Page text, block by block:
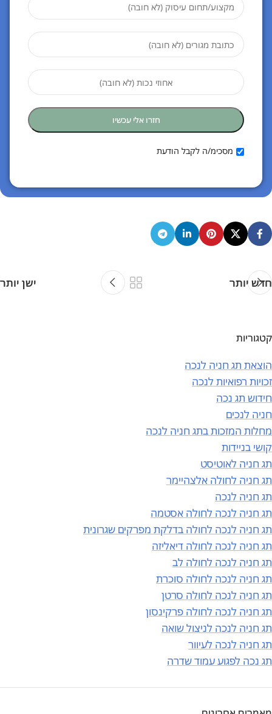
מסכימ/ה לקבל הודעת
חדש יותר ישן יותר
קטגוריות
הוצאת תג חניה לנכה
זכויות רפואיות לנכה
חידוש תג נכה
חניה לנכים
מחלות המזכות בתג חניה לנכה
קושי בניידות
תג חניה לאוטיסט
תג חניה לחולה אלצהיימר
תג חניה לנכה
תג חניה לנכה לחולה אסטמה
תג חניה לנכה לחולה בדלקת מפרקים שגרונית
תג חניה לנכה לחולה דיאליזה
תג חניה לנכה לחולה לב
תג חניה לנכה לחולה סוכרת
תג חניה לנכה לחולה סרטן
תג חניה לנכה לחולה פרקינסון
תג חניה לנכה לניצול שואה
תג חניה לנכה לעיוור
תג נכה לפגוע עמוד שדרה